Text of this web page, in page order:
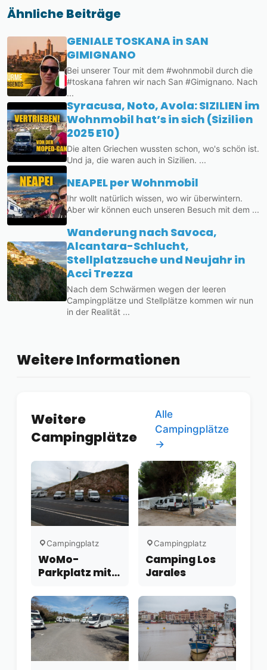
Ähnliche Beiträge
GENIALE TOSKANA in SAN
GIMIGNANO
Bei unserer Tour mit dem #wohnmobil durch die
#toskana fahren wir nach San #Gimignano. Nach
...
Syracusa, Noto, Avola: SIZILIEN im
Wohnmobil hat’s in sich (Sizilien
2025 E10)
Die alten Griechen wussten schon, wo's schön ist.
Und ja, die waren auch in Sizilien. ...
NEAPEL per Wohnmobil
Ihr wollt natürlich wissen, wo wir überwintern.
Aber wir können euch unseren Besuch mit dem ...
Wanderung nach Savoca,
Alcantara-Schlucht,
Stellplatzsuche und Neujahr in
Acci Trezza
Nach dem Schwärmen wegen der leeren
Campingplätze und Stellplätze kommen wir nun
in der Realität ...
Weitere Informationen
Weitere
Campingplätze
Alle
Campingplätze
→
Campingplatz
WoMo-
Parkplatz mit
Coruña
Campingplatz
Camping Los
Jarales